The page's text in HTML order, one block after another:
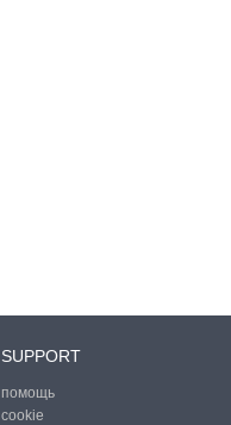
SUPPORT
помощь
cookie